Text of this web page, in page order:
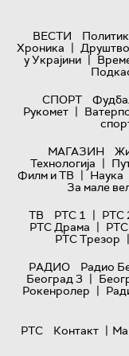
ВЕСТИ
Хроника | Друштво
у Украјини |
СПОРТ
Рукомет |
МАГАЗИН
Технологијa |
Филм и ТВ | Наука
За мале
ТВ
РТС 1 | РТС
РТС Драма |
РТС Трезор |
РАДИО
Радио
Београд 3 |
Рокенролер |
РТС
Контакт |